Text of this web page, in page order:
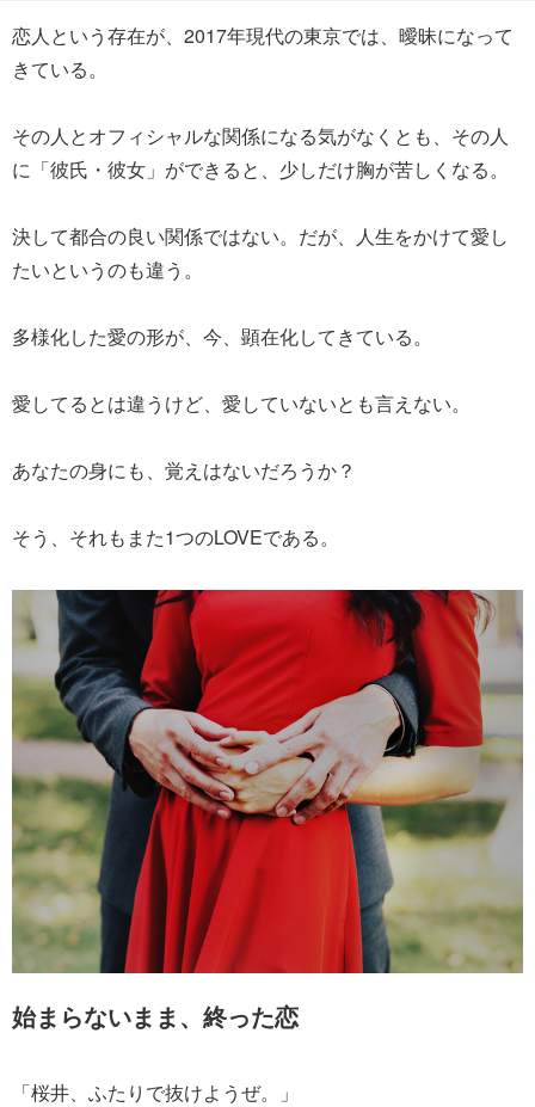
恋人という存在が、2017年現代の東京では、曖昧になって
きている。
その人とオフィシャルな関係になる気がなくとも、その人
に「彼氏・彼女」ができると、少しだけ胸が苦しくなる。
決して都合の良い関係ではない。だが、人生をかけて愛し
たいというのも違う。
多様化した愛の形が、今、顕在化してきている。
愛してるとは違うけど、愛していないとも言えない。
あなたの身にも、覚えはないだろうか？
そう、それもまた1つのLOVEである。
始まらないまま、終った恋
「桜井、ふたりで抜けようぜ。」